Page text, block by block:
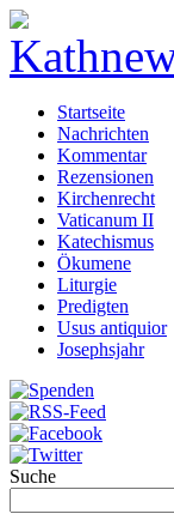
Startseite
Nachrichten
Kommentar
Rezensionen
Kirchenrecht
Vaticanum II
Katechismus
Ökumene
Liturgie
Predigten
Usus antiquior
Josephsjahr
Suche